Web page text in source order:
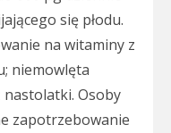
się płodu.
na witaminy z
niemowlęta
Osoby
zapotrzebowanie